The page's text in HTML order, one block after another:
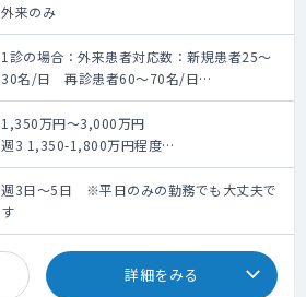
外来のみ
1診の場合：外来患者対応数：新規患者25〜
30名/日 再診患者60〜70名/日
2診の場合：外来患者対応数：新規患者30〜
40名/日 再診患者20~30名/日
体制：
・看護師・レントゲン技師・クラーク3-4人で
サポートしていきますので、診療に集中でき
る環境
・看護師にも研修制度あり
・エコー（各診察室、リハビリ室にある）、
レントゲン、骨密度の検査設備
1,350万円～3,000万円
週3 1,350-1,800万円程度
週4 1,800-2,400万円程度
週5 2,250-3,000万円程度
※面談後の提示となります。
週3日～5日 ※平日のみの勤務でも大丈夫で
す
詳細をみる